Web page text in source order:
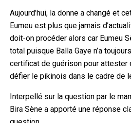
Aujourd’hui, la donne a changé et
Eumeu est plus que jamais
doit-on procéder alors car Eumeu
total puisque Balla Gaye n’a
certificat de guérison pour attester
défier le pikinois dans le cadre de
Interpellé sur la question par le
Bira Sène a apporté une réponse